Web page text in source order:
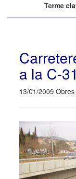
Terme
a la C-
13/01/2009